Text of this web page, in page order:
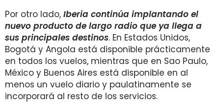
Por otro lado, Iberia continúa implantando el
nuevo producto de largo radio que ya llega a
sus principales destinos. En Estados Unidos,
Bogotá y Angola está disponible prácticamente
en todos los vuelos, mientras que en Sao Paulo,
México y Buenos Aires está disponible en al
menos un vuelo diario y paulatinamente se
incorporará al resto de los servicios.